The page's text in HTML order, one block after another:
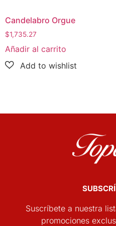
Candelabro Orgue
$1,735.27
Añadir al carrito
Suscríbete a nuestra
promociones